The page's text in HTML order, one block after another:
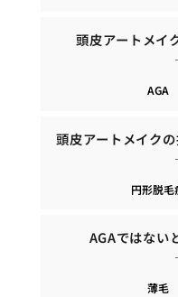
頭皮アートメイ
AGA
頭皮アートメイク
円形脱毛
AGAではない
薄毛